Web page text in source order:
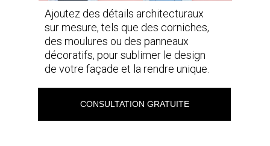
CONSULTATION GRATUITE
Ajoutez des détails architecturaux
sur mesure, tels que des corniches,
des moulures ou des panneaux
décoratifs, pour sublimer le design
de votre façade et la rendre unique.